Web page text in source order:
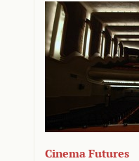
Cinema Futures